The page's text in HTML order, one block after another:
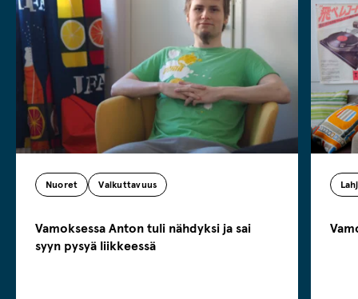
Nuoret Vaikuttavuus
Vamoksessa Anton tuli nähdyksi ja sai
syyn pysyä liikkeessä